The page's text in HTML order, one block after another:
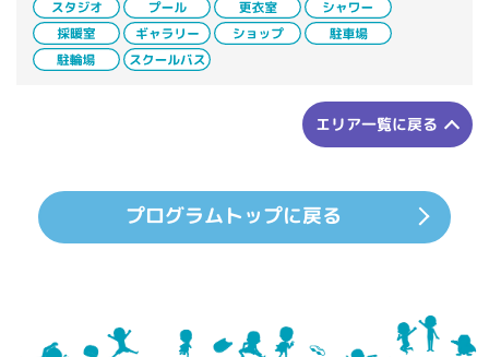
エリア一覧に戻る
プログラムトップに戻る